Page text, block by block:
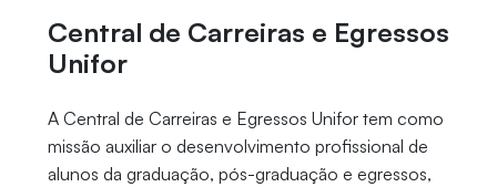
Central de Carreiras e Egressos
Unifor
A Central de Carreiras e Egressos Unifor tem como
missão auxiliar o desenvolvimento profissional de
alunos da graduação, pós-graduação e egressos,